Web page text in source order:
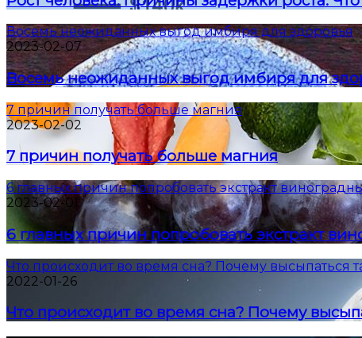
Восемь неожиданных выгод имбиря для здоровья
2023-02-07
Восемь неожиданных выгод имбиря для
7 причин получать больше магния
2023-02-02
7 причин получать больше магния
6 главных причин попробовать экстракт
2023-02-01
6 главных причин попробовать экстракт
Что происходит во время сна? Почему высыпаться
2022-01-26
Что происходит во время сна? Почему